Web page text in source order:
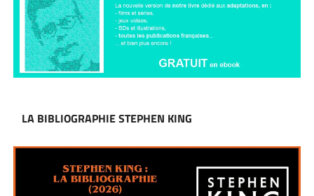
LA BIBLIOGRAPHIE STEPHEN KING